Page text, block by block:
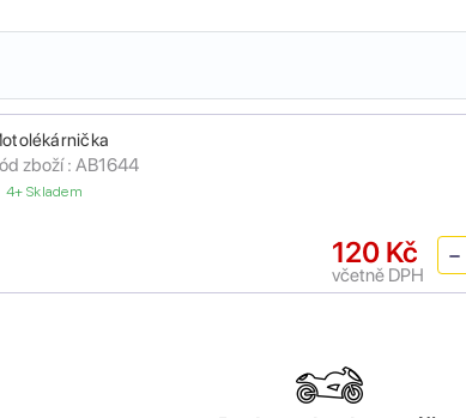
zboží : AB1644
4+ Skladem
120 Kč
včetně DPH